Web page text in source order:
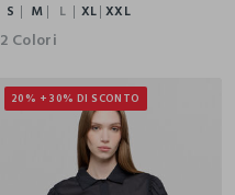
S M L XL XXL
2 Colori
20% + 30% DI SCONTO